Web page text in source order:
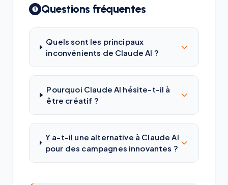
Questions fréquentes
Quels sont les principaux
inconvénients de Claude AI ?
Pourquoi Claude AI hésite-t-il à
être créatif ?
Y a-t-il une alternative à Claude AI
pour des campagnes innovantes ?